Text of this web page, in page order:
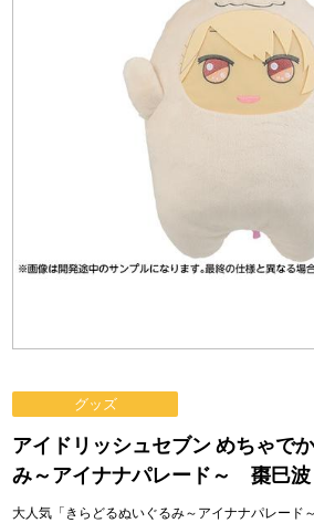
グッズ
アイドリッシュセブン めちゃで
み～アイナナパレード～ 棗巳波
大人気「きらどるぬいぐるみ～アイナナパレード